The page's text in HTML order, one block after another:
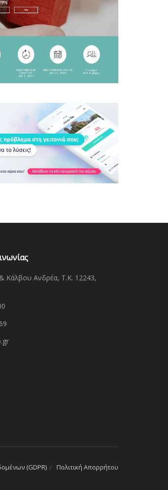
Κάλβου Ανδρέα, Τ.Κ. 12243,
(GDPR) Πολιτική Απορρήτου